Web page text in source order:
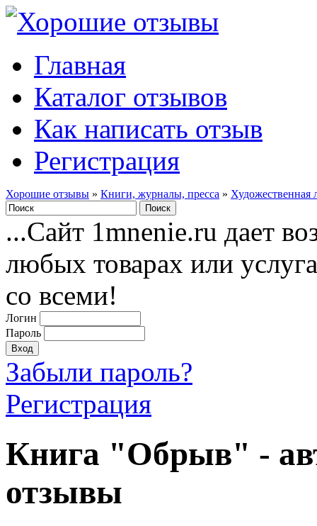
Главная
Каталог отзывов
Как написать отзыв
Регистрация
Хорошие отзывы » Книги, журналы, пресса » Художественная
...Сайт 1mnenie.ru дает
любых товарах или
со всеми!
Логин
Пароль
Забыли пароль?
Регистрация
Книга "Обрыв" -
отзывы